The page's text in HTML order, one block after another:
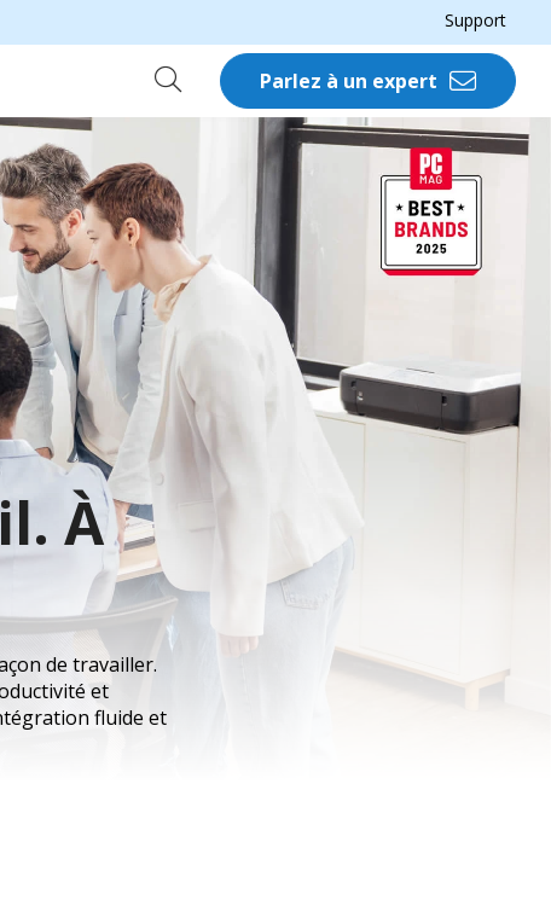
Support
Parlez à un expert
À
de travailler.
et
fluide et